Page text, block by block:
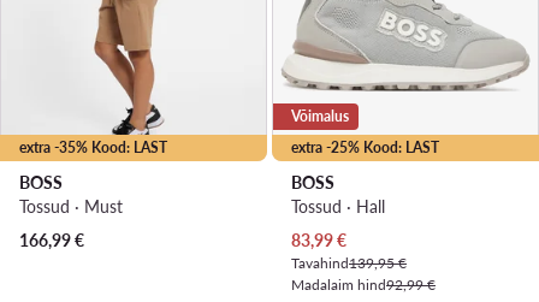
extra -35% Kood: LAST
BOSS
Tossud · Must
166,99€
extra -25% Kood: LAST
Võimalus
BOSS
Tossud · Hall
Praegune hind
83,99€
Tavahind139,95 €
Madalaim hind92,99 €